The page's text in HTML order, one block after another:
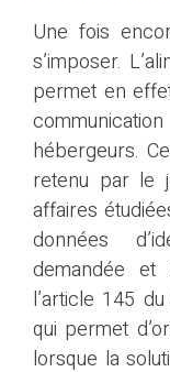
Une fois
s’imposer.
permet en
hébergeurs.
retenu par le
affaires
données
demandée
l’article 145
qui permet
lorsque la